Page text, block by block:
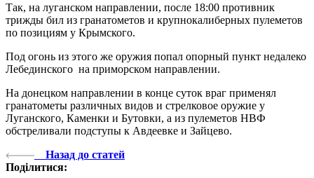
Так, на луганском направлении, после 18:00 противник
трижды бил из гранатометов и крупнокалиберных пулеметов
по позициям у Крымского.
Под огонь из этого же оружия попал опорный пункт недалеко
Лебединского на приморском направлении.
На донецком направлении в конце суток враг применял
гранатометы различных видов и стрелковое оружие у
Луганского, Каменки и Бутовки, а из пулеметов НВФ
обстреливали подступы к Авдеевке и Зайцево.
Назад до статей
Поділитися: